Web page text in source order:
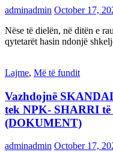
adminadmin October 17,
Nëse të dielën, në ditën e
qytetarët hasin ndonjë
Lajme, Më të fundit
Vazhdojnē
tek NPK- SHARRI
(DOKUMENT)
adminadmin October 17,